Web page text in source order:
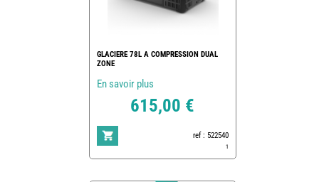
GLACIERE 78L A COMPRESSION DUAL
ZONE
En savoir plus
615,00 €
ref : 522540
1